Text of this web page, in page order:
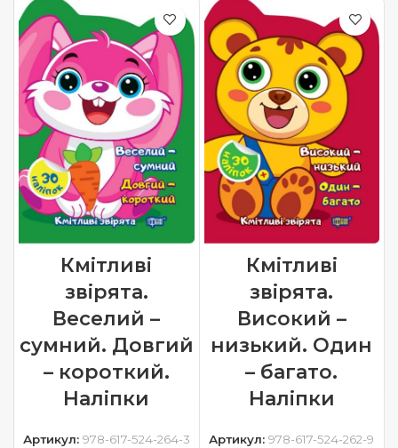
Кмітливі
звірята.
Веселий –
сумний. Довгий
– короткий.
Наліпки
Артикул: 978-617-524-264-3
Кмітливі
звірята.
Високий –
низький. Один
– багато.
Наліпки
Артикул:978-617-524-262-9